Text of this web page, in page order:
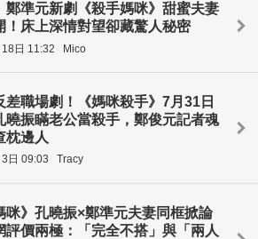
鄭準元新劇《殺手媽咪》甜蜜夫妻
！床上深情對望卻藏驚人秘密
日 11:32 Mico
差職場劇！《媽咪殺手》7月31日
曉振瞞老公當殺手，鄭俊元記者魂
枕邊人
日 09:03 Tracy
咪》孔曉振×鄭準元夫妻同框掀論
評價兩極：「完全不搭」與「兩人